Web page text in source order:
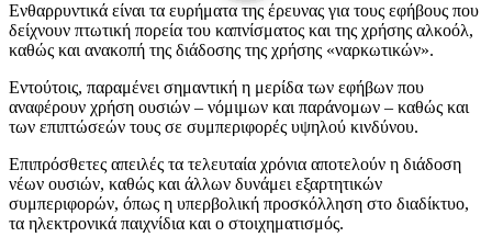
Ενθαρρυντικά είναι τα ευρήματα της έρευνας για τους εφήβους που
δείχνουν πτωτική πορεία του καπνίσματος και της χρήσης αλκοόλ,
καθώς και ανακοπή της διάδοσης της χρήσης «ναρκωτικών».
Εντούτοις, παραμένει σημαντική η μερίδα των εφήβων που
αναφέρουν χρήση ουσιών – νόμιμων και παράνομων – καθώς και
των επιπτώσεών τους σε συμπεριφορές υψηλού κινδύνου.
Επιπρόσθετες απειλές τα τελευταία χρόνια αποτελούν η διάδοση
νέων ουσιών, καθώς και άλλων δυνάμει εξαρτητικών
συμπεριφορών, όπως η υπερβολική προσκόλληση στο διαδίκτυο,
τα ηλεκτρονικά παιχνίδια και ο στοιχηματισμός.